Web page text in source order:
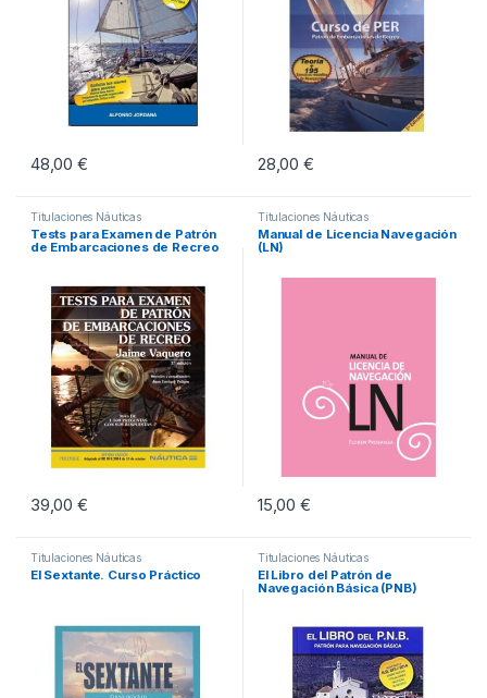
48,00€ 28,00€
Titulaciones Náuticas
Tests para Examen de Patrón
de Embarcaciones de Recreo
39,00€
Titulaciones Náuticas
Manual de Licencia Navegación
(LN)
15,00€
Titulaciones Náuticas
El Sextante. Curso Práctico
Titulaciones Náuticas
El Libro del Patrón de
Navegación Básica (PNB)